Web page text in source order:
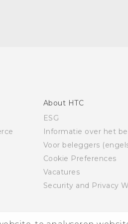
About HTC
ESG
Informatie over het
Voor beleggers
Cookie Preferences
Vacatures
Security and Privacy